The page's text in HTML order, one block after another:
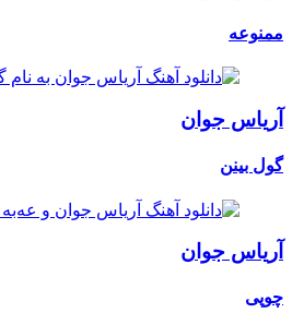
ممنوعه
آریاس جوان
گول بینن
آریاس جوان
چوپی